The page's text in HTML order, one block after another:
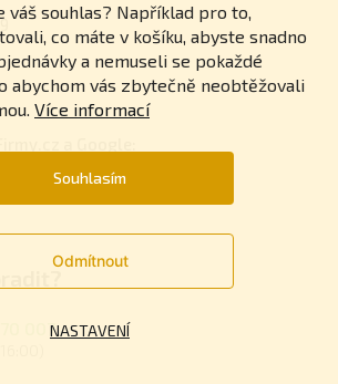
váš souhlas? Například pro to,
co máte v košíku, abyste snadno
a nemuseli se pokaždé
abychom vás zbytečně neobtěžovali
Více informací
Souhlasím
NASTAVENÍ
Odmítnout
007